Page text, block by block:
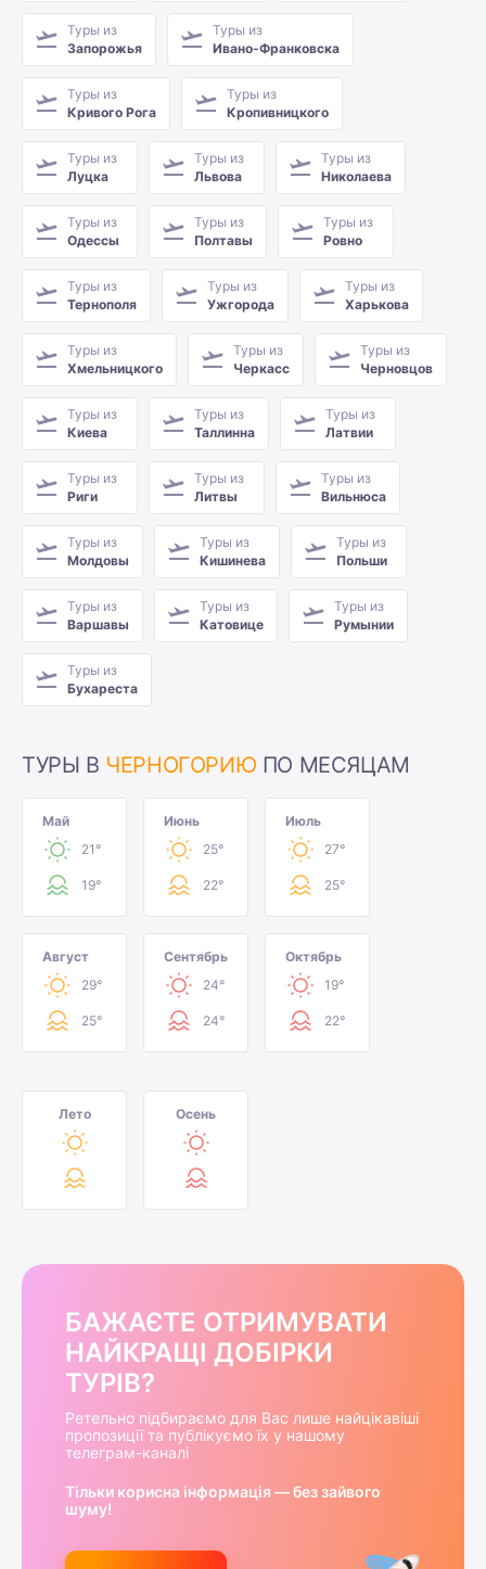
Туры из
Запорожья
Туры из
Ивано-Франковска
Туры из
Кривого Рога
Туры из
Кропивницкого
Туры из
Луцка
Туры из
Львова
Туры из
Николаева
Туры из
Одессы
Туры из
Полтавы
Туры из
Ровно
Туры из
Тернополя
Туры из
Ужгорода
Туры из
Харькова
Туры из
Хмельницкого
Туры из
Черкасс
Туры из
Черновцов
Туры из
Киева
Туры из
Таллинна
Туры из
Латвии
Туры из
Риги
Туры из
Литвы
Туры из
Вильнюса
Туры из
Молдовы
Туры из
Кишинева
Туры из
Польши
Туры из
Варшавы
Туры из
Катовице
Туры из
Румынии
Туры из
Бухареста
ТУРЫ В ЧЕРНОГОРИЮ ПО МЕСЯЦАМ
Май
21°
19°
Июнь
25°
22°
Июль
27°
25°
Август
29°
25°
Сентябрь
24°
24°
Октябрь
19°
22°
Лето Осень
БАЖАЄТЕ ОТРИМУВАТИ
НАЙКРАЩІ ДОБІРКИ
ТУРІВ?
Ретельно підбираємо для Вас лише найцікавіші
пропозиції та публікуємо їх у нашому
телеграм-каналі
Тільки корисна інформація — без зайвого
шуму!